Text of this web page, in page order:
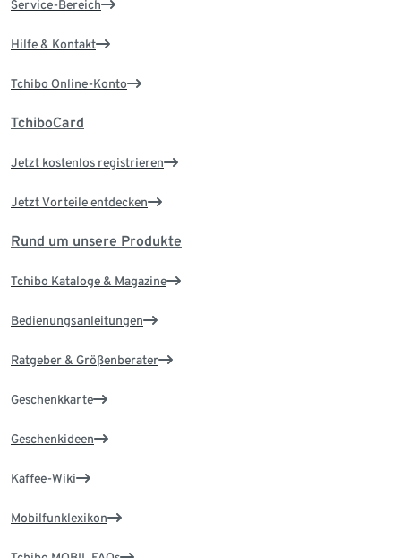
Service-Bereich
Hilfe & Kontakt
Tchibo Online-Konto
TchiboCard
Jetzt kostenlos registrieren
Jetzt Vorteile entdecken
Rund um unsere Produkte
Tchibo Kataloge & Magazine
Bedienungsanleitungen
Ratgeber & Größenberater
Geschenkkarte
Geschenkideen
Kaffee-Wiki
Mobilfunklexikon